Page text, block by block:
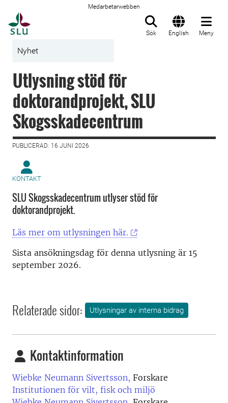
Medarbetarwebben
Sök English Meny
Nyhet
Utlysning stöd för
doktorandprojekt, SLU
Skogsskadecentrum
PUBLICERAD: 16 JUNI 2026
KONTAKT
SLU Skogsskadecentrum utlyser stöd för
doktorandprojekt.
Läs mer om utlysningen här.
Sista ansökningsdag för denna utlysning är 15
september 2026.
Relaterade sidor: Utlysningar av interna bidrag
Kontaktinformation
Wiebke Neumann Sivertsson, Forskare
Institutionen för vilt, fisk och miljö